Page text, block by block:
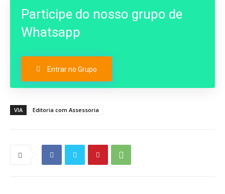
Participe do nosso grupo de
Whatsapp
Entrar no Grupo
VIA Editoria com Assessoria